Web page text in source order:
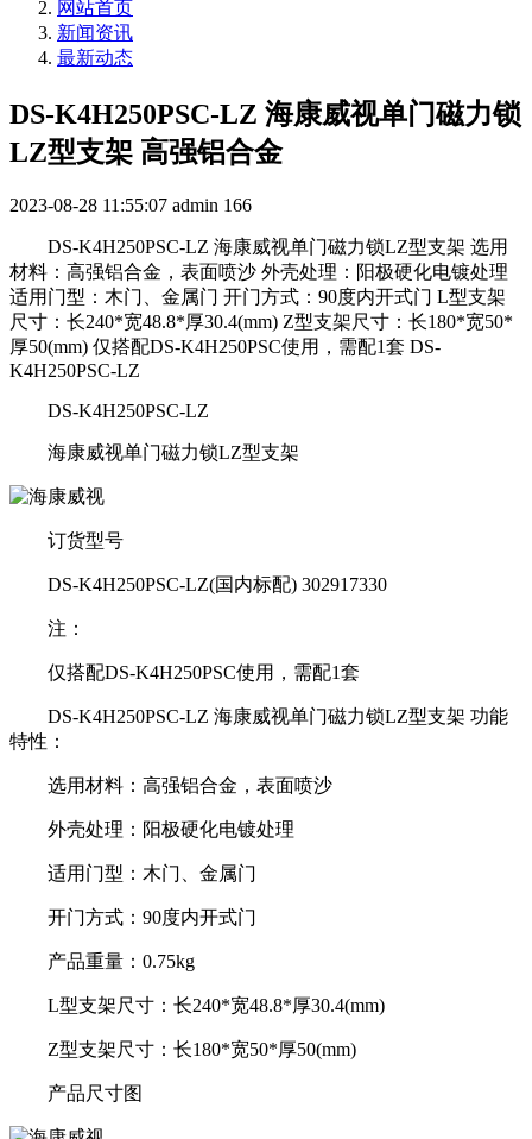
网站首页
新闻资讯
最新动态
DS-K4H250PSC-LZ 海康威视单门磁力锁
LZ型支架 高强铝合金
2023-08-28 11:55:07 admin 166
DS-K4H250PSC-LZ 海康威视单门磁力锁LZ型支架 选用
材料：高强铝合金，表面喷沙 外壳处理：阳极硬化电镀处理
适用门型：木门、金属门 开门方式：90度内开式门 L型支架
尺寸：长240*宽48.8*厚30.4(mm) Z型支架尺寸：长180*宽50*
厚50(mm) 仅搭配DS-K4H250PSC使用，需配1套 DS-
K4H250PSC-LZ
DS-K4H250PSC-LZ
海康威视单门磁力锁LZ型支架
订货型号
DS-K4H250PSC-LZ(国内标配) 302917330
注：
仅搭配DS-K4H250PSC使用，需配1套
DS-K4H250PSC-LZ 海康威视单门磁力锁LZ型支架 功能
特性：
选用材料：高强铝合金，表面喷沙
外壳处理：阳极硬化电镀处理
适用门型：木门、金属门
开门方式：90度内开式门
产品重量：0.75kg
L型支架尺寸：长240*宽48.8*厚30.4(mm)
Z型支架尺寸：长180*宽50*厚50(mm)
产品尺寸图